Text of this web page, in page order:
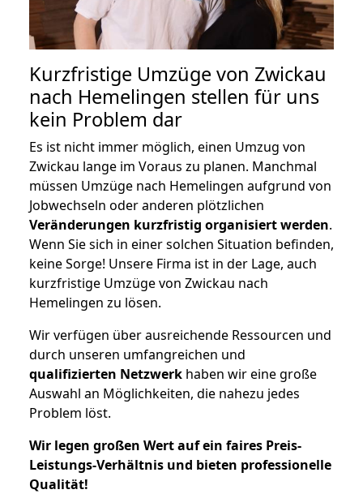
Kurzfristige Umzüge von Zwickau
nach Hemelingen stellen für uns
kein Problem dar
Es ist nicht immer möglich, einen Umzug von
Zwickau lange im Voraus zu planen. Manchmal
müssen Umzüge nach Hemelingen aufgrund von
Jobwechseln oder anderen plötzlichen
Veränderungen kurzfristig organisiert werden.
Wenn Sie sich in einer solchen Situation befinden,
keine Sorge! Unsere Firma ist in der Lage, auch
kurzfristige Umzüge von Zwickau nach
Hemelingen zu lösen.
Wir verfügen über ausreichende Ressourcen und
durch unseren umfangreichen und
qualifizierten Netzwerk haben wir eine große
Auswahl an Möglichkeiten, die nahezu jedes
Problem löst.
Wir legen großen Wert auf ein faires Preis-
Leistungs-Verhältnis und bieten professionelle
Qualität!